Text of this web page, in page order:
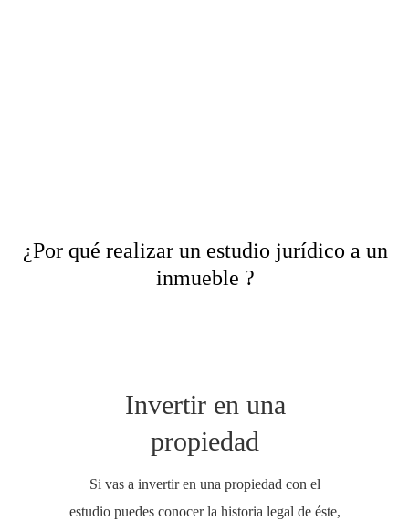
¿Por qué realizar un estudio jurídico a un
inmueble ?
Invertir en una
propiedad
Si vas a invertir en una propiedad con el
estudio puedes conocer la historia legal de éste,